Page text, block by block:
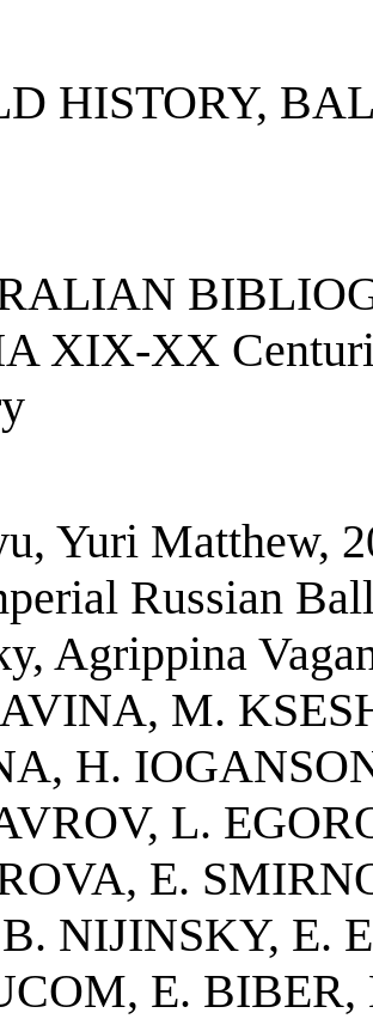
HISTORY,
XIX-XX
Yuri Matthew,
Russian
Agrippina
M.
H.
L.
E.
NIJINSKY, E.
E.